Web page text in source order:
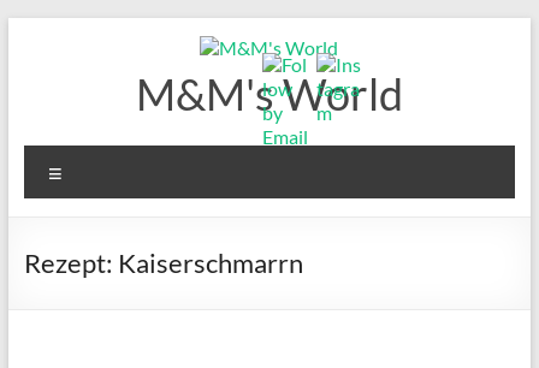
M&M's World
Rezept: Kaiserschmarrn